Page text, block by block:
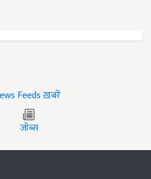
ख़बरें
जॉब्स